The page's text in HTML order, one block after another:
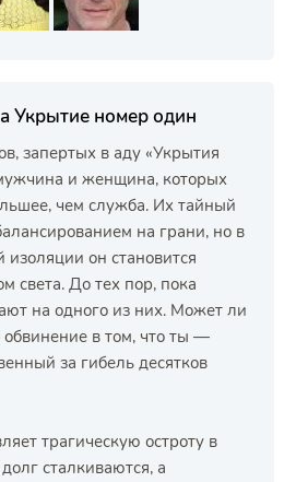
Укрытие номер один
запертых в аду «Укрытия
и женщина, которых
чем служба. Их тайный
на грани, но в
изоляции он становится
света. До тех пор, пока
на одного из них. Может ли
в том, что ты —
за гибель десятков
трагическую остроту в
сталкиваются, а